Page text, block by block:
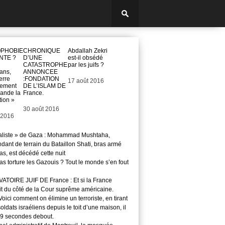
?
la
»
CHRONIQUE
D’UNE
CATASTROPHE
ANNONCEE
:FONDATION
DE L’ISLAM DE
France.
Date
30 août 2016
Abdallah Zekri
est-il obsédé
par les juifs ?
Date
17 août 2016
» de Gaza : Mohammad Mushtaha,
de terrain du Bataillon Shati, bras armé
est décédé cette nuit
torture les Gazouis ? Tout le monde s’en fout
JUIF DE France : Et si la France
du côté de la Cour suprême américaine.
comment on élimine un terroriste, en tirant
israéliens depuis le toit d’une maison, il
secondes debout.